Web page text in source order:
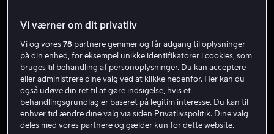
S F
Stefen Fangmeier
Vi værner om dit privatliv
Vi og vores78 partnere gemmer og får adgang til oplysninger
på din enhed, for eksempel unikke identifikatorer i cookies, som
bruges til behandling af personoplysninger. Du kan acceptere
eller administrere dine valg ved at klikke nedenfor. Her kan du
også udøve din ret til at gøre indsigelse, hvis et
behandlingsgrundlag er baseret på legitim interesse. Du kan til
enhver tid ændre dine valg via siden Privatlivspolitik. Dine valg
deles med vores partnere og gælder kun for dette website.